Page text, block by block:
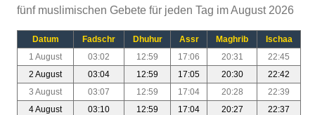
fünf muslimischen Gebete für jeden Tag im August 2026
Datum Fadschr Dhuhur Assr Maghrib
Ischaa
1 August
03:02 12:59 17:06 20:31
22:45
2 August
03:04 12:59 17:05 20:30
22:42
3 August
03:07 12:59 17:04 20:28
22:39
4 August
03:10 12:59 17:04 20:27
22:37